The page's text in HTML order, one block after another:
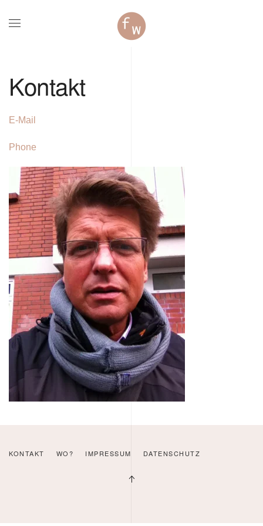
Zum Hauptinhalt springen
Kontakt
E-Mail
Phone
KONTAKT WO? IMPRESSUM DATENSCHUTZ